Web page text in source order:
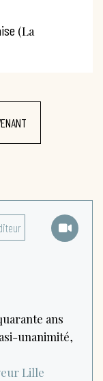
(La
ans
unanimité,
Lille